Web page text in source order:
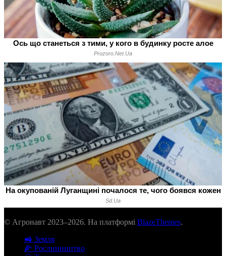
© Агронавт 2023–2026. На платформі BlazeThemes.
🚜 Земля
🌽 Рослинництво